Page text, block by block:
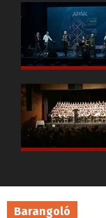
Barangoló